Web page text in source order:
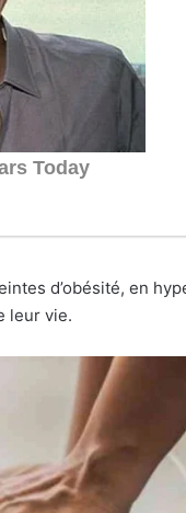
d’obésité, en
leur vie.